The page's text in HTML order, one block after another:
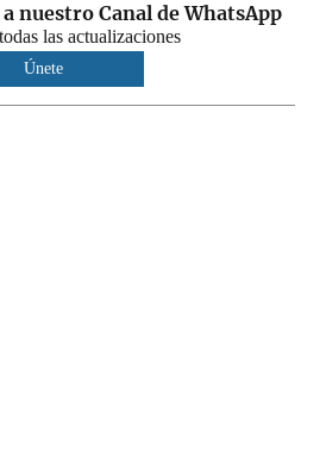
nuestro Canal de WhatsApp
las actualizaciones
Únete